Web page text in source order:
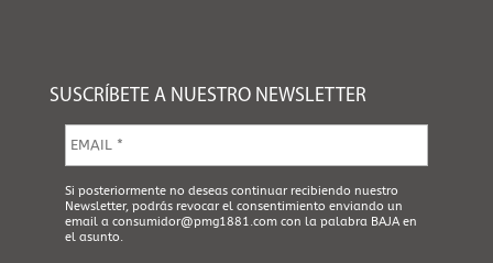
SUSCRÍBETE A NUESTRO NEWSLETTER
m
a
i
l
*
A
c
e
p
Si posteriormente no deseas continuar recibiendo nuestro
Newsletter, podrás revocar el consentimiento enviando un
email a consumidor@pmg1881.comcon la palabra BAJA en
el asunto.